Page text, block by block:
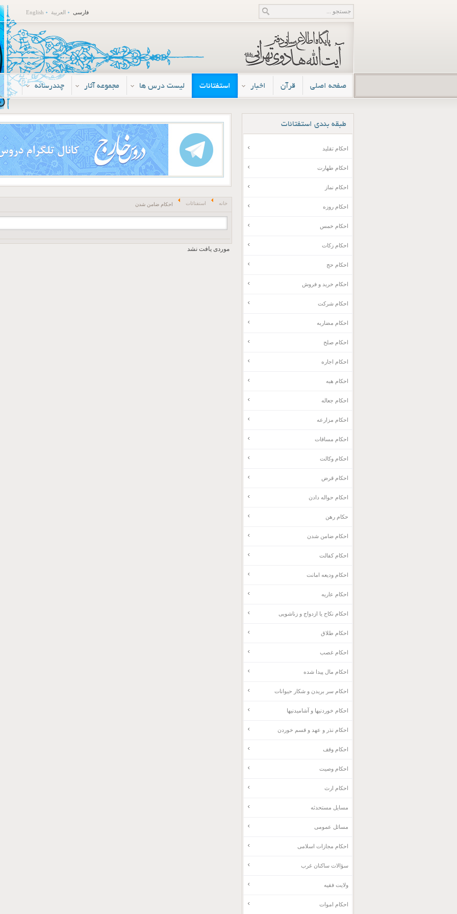
فارسی العربية English
صفحه اصلی قرآن اخبار استفتائات لیست درس ها مجموعه آثار چندرسانه
خانه استفتائات احکام ضامن شدن
موردی یافت نشد
طبقه بندی استفتائات
احکام تقلید
احکام طهارت
احکام نماز
احکام روزه
احکام خمس
احکام زکات
احکام حج
احکام خرید و فروش
احکام شرکت
احکام مضاربه
احکام صلح
احکام اجاره
احکام هبه
احکام جعاله
احکام مزارعه
احکام مساقات
احکام وکالت
احکام قرض
احکام حواله دادن
حکام رهن
احکام ضامن شدن
احکام کفالت
احکام ودیعه امانت
احکام عاریه
احکام نکاح یا ازدواج و زناشویی
احکام طلاق
احکام غصب
احکام مال پیدا شده
احکام سر بریدن و شکار حیوانات
احکام خوردنیها و آشامیدنیها
احکام نذر و عهد و قسم خوردن
احکام وقف
احکام وصیت
احکام ارث
مسایل مستحدثه
مسائل عمومی
احکام مجازات اسلامی
سؤالات ساکنان غرب
ولایت فقیه
احکام اموات